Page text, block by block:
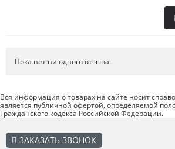
не ошиблись в своем выборе.
Доставка. Как был упакован товар? Доставили
оговоренный срок?
Товар . Качественный? Какие его плюсы и
Пока нет ни одного отзыва.
Вся информация о товарах на сайте носит
является публичной офертой, определяемой
Гражданского кодекса Российской Федерации.
ЗАКАЗАТЬ ЗВОНОК